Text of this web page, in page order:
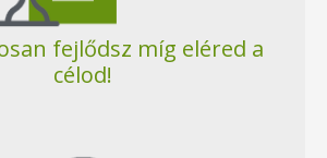
fejlődsz míg eléred a
célod!